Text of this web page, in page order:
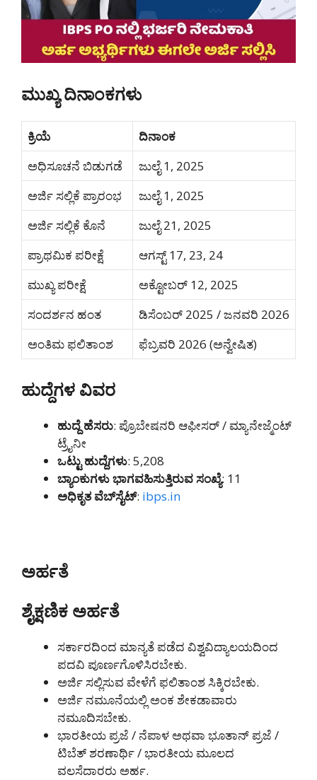
ಮುಖ್ಯ ದಿನಾಂಕಗಳು
ಕ್ರಿಯೆ
ದಿನಾಂಕ
ಅಧಿಸೂಚನೆ ಬಿಡುಗಡೆ
ಜುಲೈ 1, 2025
ಅರ್ಜಿ ಸಲ್ಲಿಕೆ ಪ್ರಾರಂಭ
ಜುಲೈ 1, 2025
ಅರ್ಜಿ ಸಲ್ಲಿಕೆ ಕೊನೆ
ಜುಲೈ 21, 2025
ಪ್ರಾಥಮಿಕ ಪರೀಕ್ಷೆ
ಆಗಸ್ಟ್ 17, 23, 24
ಮುಖ್ಯ ಪರೀಕ್ಷೆ
ಅಕ್ಟೋಬರ್ 12, 2025
ಸಂದರ್ಶನ ಹಂತ
ಡಿಸೆಂಬರ್ 2025 / ಜನವರಿ 2026
ಅಂತಿಮ ಫಲಿತಾಂಶ
ಫೆಬ್ರವರಿ 2026 (ಅನ್ವೇಷಿತ)
ಹುದ್ದೆಗಳ ವಿವರ
ಹುದ್ದೆ ಹೆಸರು: ಪ್ರೊಬೇಷನರಿ ಆಫೀಸರ್ / ಮ್ಯಾನೇಜ್ಮೆಂಟ್
ಟ್ರೈನೀ
ಒಟ್ಟು ಹುದ್ದೆಗಳು: 5,208
ಬ್ಯಾಂಕುಗಳು ಭಾಗವಹಿಸುತ್ತಿರುವ ಸಂಖ್ಯೆ: 11
ಅಧಿಕೃತ ವೆಬ್‌ಸೈಟ್: ibps.in
ಅರ್ಹತೆ
ಶೈಕ್ಷಣಿಕ ಅರ್ಹತೆ
ಸರ್ಕಾರದಿಂದ ಮಾನ್ಯತೆ ಪಡೆದ ವಿಶ್ವವಿದ್ಯಾಲಯದಿಂದ
ಪದವಿ ಪೂರ್ಣಗೊಳಿಸಿರಬೇಕು.
ಅರ್ಜಿ ಸಲ್ಲಿಸುವ ವೇಳೆಗೆ ಫಲಿತಾಂಶ ಸಿಕ್ಕಿರಬೇಕು.
ಅರ್ಜಿ ನಮೂನೆಯಲ್ಲಿ ಅಂಕ ಶೇಕಡಾವಾರು
ನಮೂದಿಸಬೇಕು.
ಭಾರತೀಯ ಪ್ರಜೆ / ನೆಪಾಳ ಅಥವಾ ಭೂತಾನ್ ಪ್ರಜೆ /
ಟಿಬೆತ್ ಶರಣಾರ್ಥಿ / ಭಾರತೀಯ ಮೂಲದ
ವಲಸೆದಾರರು ಅರ್ಹ.